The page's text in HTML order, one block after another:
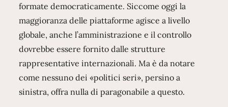
formate democraticamente. Siccome oggi la
maggioranza delle piattaforme agisce a livello
globale, anche l’amministrazione e il controllo
dovrebbe essere fornito dalle strutture
rappresentative internazionali. Ma è da notare
come nessuno dei «politici seri», persino a
sinistra, offra nulla di paragonabile a questo.